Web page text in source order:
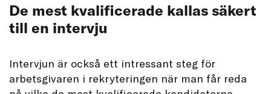
De mest kvalificerade kallas säkert
till en intervju
Intervjun är också ett intressant steg för
arbetsgivaren i rekryteringen när man får reda